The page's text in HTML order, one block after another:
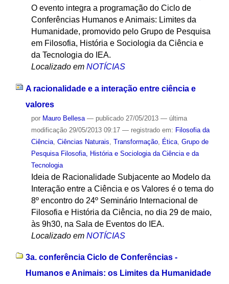
O evento integra a programação do Ciclo de
Conferências Humanos e Animais: Limites da
Humanidade, promovido pelo Grupo de Pesquisa
em Filosofia, História e Sociologia da Ciência e
da Tecnologia do IEA.
Localizado em NOTÍCIAS
A racionalidade e a interação entre ciência e
valores
por Mauro Bellesa — publicado27/05/2013 — última
modificação29/05/2013 09:17 — registrado em: Filosofia da
Ciência, Ciências Naturais Transformação, Ética, Grupo de
Pesquisa Filosofia, História e Sociologia da Ciência e da
Tecnologia
Ideia de Racionalidade Subjacente ao Modelo da
Interação entre a Ciência e os Valores é o tema do
8º encontro do 24º Seminário Internacional de
Filosofia e História da Ciência, no dia 29 de maio,
às 9h30, na Sala de Eventos do IEA.
Localizado em NOTÍCIAS
3a. conferência Ciclo de Conferências -
Humanos e Animais: os Limites da Humanidade